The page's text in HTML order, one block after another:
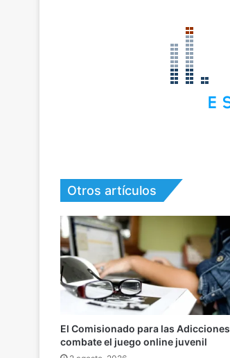
Otros artículos
El Comisionado para las Adicciones
combate el juego online juvenil